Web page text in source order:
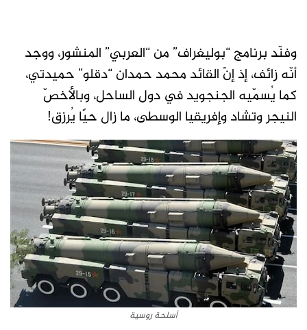
وفنّد برنامج “بوليغراف” من “العربي” المنشور، ووجد
أنّه زائف، إذ إنّ القائد محمد حمدان “دقلو” حميدتي،
كما يُسمّيه الجنجويد في دول الساحل، وبالأخصّ
النيجر وتشاد وإفريقيا الوسطى، ما زال حيًا يُرزق!
أسلحة روسية